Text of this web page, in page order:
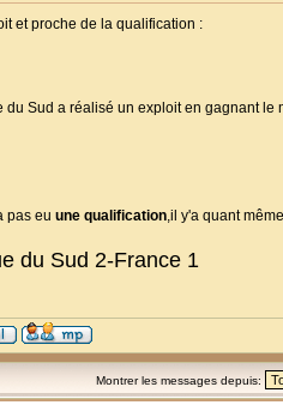
et proche de la qualification :
du Sud a réalisé un exploit en gagnant
pas eu une qualification,il y'a quant
du Sud 2-France 1
Montrer les messages depuis: